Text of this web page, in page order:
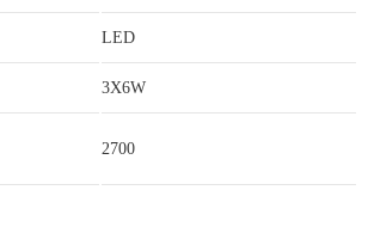
LED
3X6W
2700